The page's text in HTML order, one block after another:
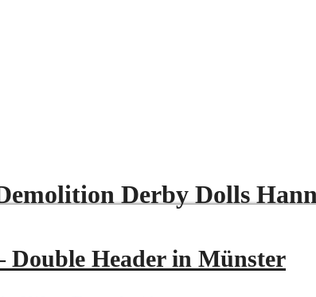
Derby Dolls
Double Header in Münster